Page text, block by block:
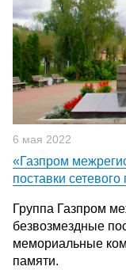
6 мая 2022
«Газпром
поставки
Группа Газпром
безвозмездные
мемориальные
памяти.